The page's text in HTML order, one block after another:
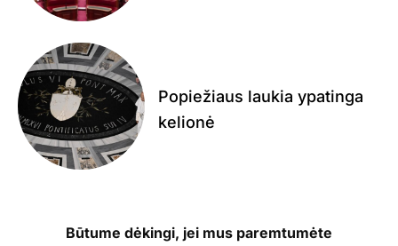
Popiežiaus laukia ypatinga
kelionė
Būtume dėkingi, jei mus paremtumėte